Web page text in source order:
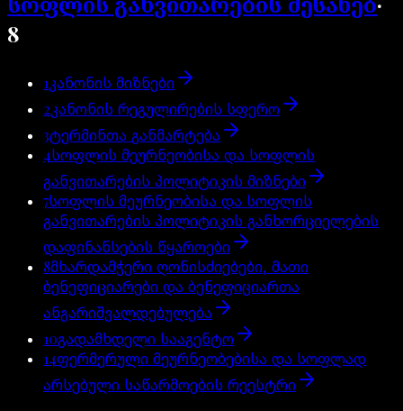
8
1კანონის მიზნები
2კანონის რეგულირების სფერო
3ტერმინთა განმარტება
4სოფლის მეურნეობისა და სოფლის
განვითარების პოლიტიკის მიზნები
7სოფლის მეურნეობისა და სოფლის
განვითარების პოლიტიკის განხორციელების
დაფინანსების წყაროები
8მხარდამჭერი ღონისძიებები, მათი
ბენეფიციარები და ბენეფიციართა
ანგარიშვალდებულება
10გადამხდელი სააგენტო
14ფერმერული მეურნეობებისა და სოფლად
არსებული საწარმოების რეესტრი